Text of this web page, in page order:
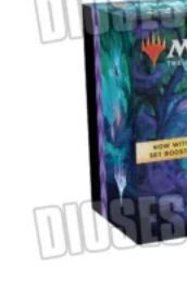
Las
opciones
página
de